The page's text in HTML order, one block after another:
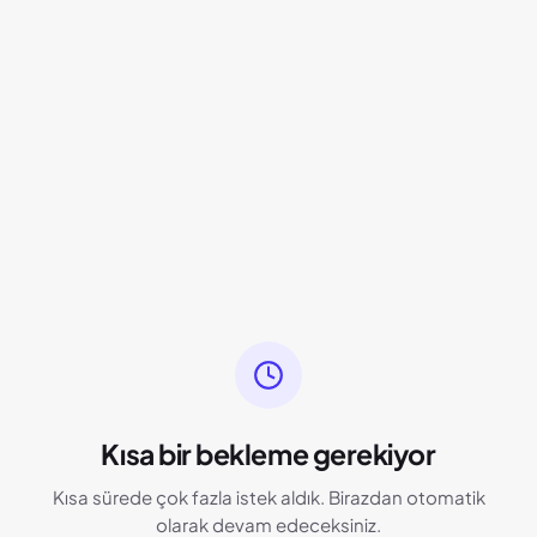
Kısa bir bekleme gerekiyor
Kısa sürede çok fazla istek aldık. Birazdan otomatik
olarak devam edeceksiniz.